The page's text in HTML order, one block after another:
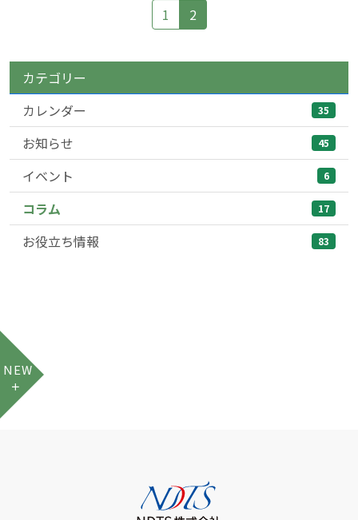
1
2
カテゴリー
カレンダー
35
お知らせ 45
イベント 6
コラム 17
お役立ち情報 83
NEW